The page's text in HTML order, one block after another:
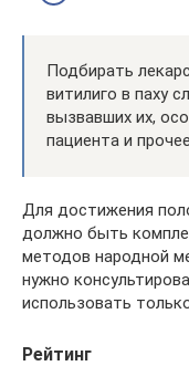
Подбирать
витилиго в паху
вызвавших их,
пациента и
Для достижения
должно быть
методов народной
нужно
использовать
Рейтинг